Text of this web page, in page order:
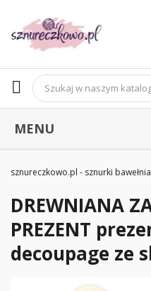
MENU
sznureczkowo.pl - sznurki
DREWNIANA
PREZENT
decoupage ze